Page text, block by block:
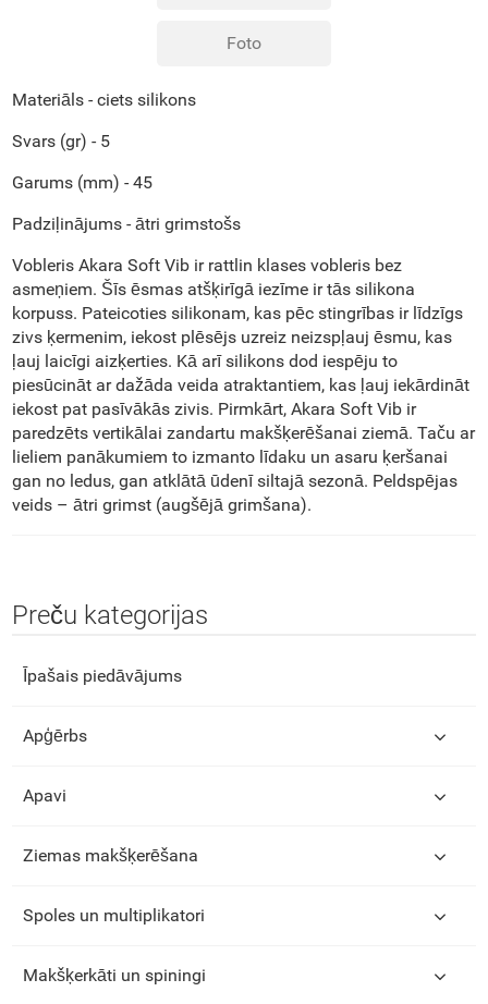
Foto
Materiāls - ciets silikons
Svars (gr) - 5
Garums (mm) - 45
Padziļinājums - ātri grimstošs
Vobleris Akara Soft Vib ir rattlin klases vobleris bez
asmeņiem. Šīs ēsmas atšķirīgā iezīme ir tās silikona
korpuss. Pateicoties silikonam, kas pēc stingrības ir līdzīgs
zivs ķermenim, iekost plēsējs uzreiz neizspļauj ēsmu, kas
ļauj laicīgi aizķerties. Kā arī silikons dod iespēju to
piesūcināt ar dažāda veida atraktantiem, kas ļauj iekārdināt
iekost pat pasīvākās zivis. Pirmkārt, Akara Soft Vib ir
paredzēts vertikālai zandartu makšķerēšanai ziemā. Taču ar
lieliem panākumiem to izmanto līdaku un asaru ķeršanai
gan no ledus, gan atklātā ūdenī siltajā sezonā. Peldspējas
veids – ātri grimst (augšējā grimšana).
Preču kategorijas
Īpašais piedāvājums
Apģērbs
Apavi
Ziemas makšķerēšana
Spoles un multiplikatori
Makšķerkāti un spiningi